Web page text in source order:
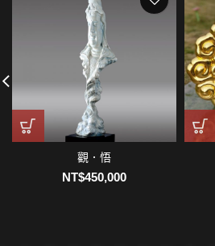
觀．悟
NT$450,000